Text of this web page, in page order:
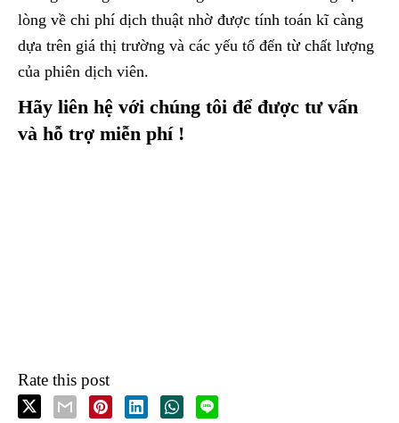
lòng về chi phí dịch thuật nhờ được tính toán kĩ càng
dựa trên giá thị trường và các yếu tố đến từ chất lượng
của phiên dịch viên.
Hãy liên hệ với chúng tôi để được tư vấn
và hỗ trợ miễn phí !
Rate this post